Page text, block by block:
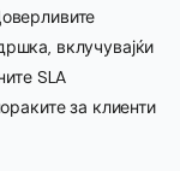
вклучувајќи
SLA
за клиенти